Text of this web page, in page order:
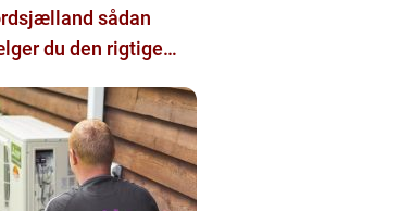
sådan
du den rigtige